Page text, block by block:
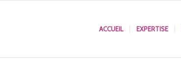
ACCUEIL EXPERTISE